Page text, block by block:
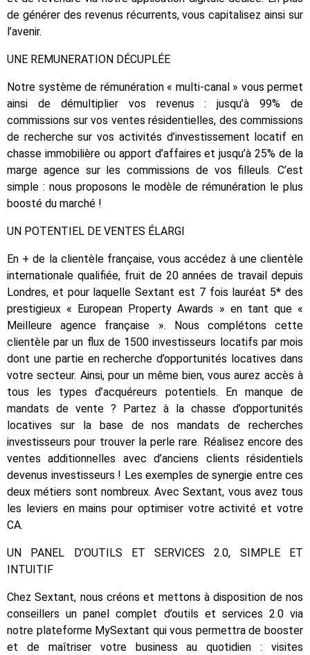
de générer des revenus récurrents, vous capitalisez ainsi sur
l’avenir.
UNE REMUNERATION DÉCUPLÉE
Notre système de rémunération « multi-canal » vous permet
ainsi de démultiplier vos revenus : jusqu’à 99% de
commissions sur vos ventes résidentielles, des commissions
de recherche sur vos activités d’investissement locatif en
chasse immobilière ou apport d’affaires et jusqu’à 25% de la
marge agence sur les commissions de vos filleuls. C’est
simple : nous proposons le modèle de rémunération le plus
boosté du marché !
UN POTENTIEL DE VENTES ÉLARGI
En + de la clientèle française, vous accédez à une clientèle
internationale qualifiée, fruit de 20 années de travail depuis
Londres, et pour laquelle Sextant est 7 fois lauréat 5* des
prestigieux « European Property Awards » en tant que «
Meilleure agence française ». Nous complétons cette
clientèle par un flux de 1500 investisseurs locatifs par mois
dont une partie en recherche d’opportunités locatives dans
votre secteur. Ainsi, pour un même bien, vous aurez accès à
tous les types d’acquéreurs potentiels. En manque de
mandats de vente ? Partez à la chasse d’opportunités
locatives sur la base de nos mandats de recherches
investisseurs pour trouver la perle rare. Réalisez encore des
ventes additionnelles avec d’anciens clients résidentiels
devenus investisseurs ! Les exemples de synergie entre ces
deux métiers sont nombreux. Avec Sextant, vous avez tous
les leviers en mains pour optimiser votre activité et votre
CA.
UN PANEL D’OUTILS ET SERVICES 2.0, SIMPLE ET
INTUITIF
Chez Sextant, nous créons et mettons à disposition de nos
conseillers un panel complet d’outils et services 2.0 via
notre plateforme MySextant qui vous permettra de booster
et de maîtriser votre business au quotidien : visites